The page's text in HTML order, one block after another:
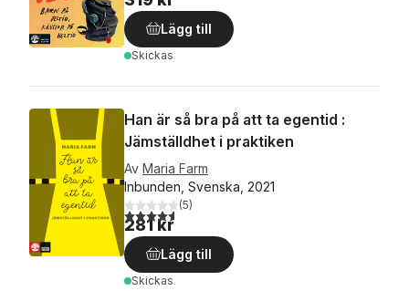
Lägg till
Skickas
Han är så bra på att ta egentid :
Jämställdhet i praktiken
Av Maria Farm
Inbunden, Svenska, 2021
4,6utav 5 stjärnor. Totalt antal röster:
(5)
281 kr
Lägg till
Skickas